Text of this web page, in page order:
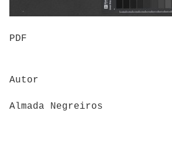
PDF
Autor
Almada Negreiros